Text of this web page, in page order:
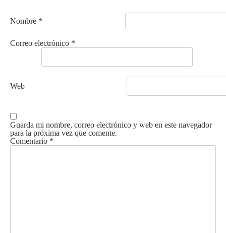
Nombre *
Correo electrónico *
Web
Guarda mi nombre, correo electrónico y web en este navegador
para la próxima vez que comente.
Comentario *